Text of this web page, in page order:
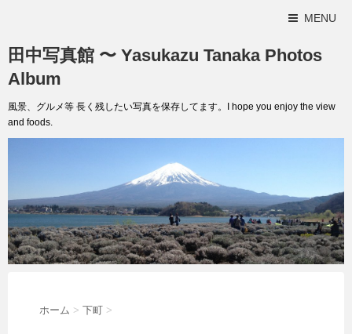
MENU
田中写真館 〜 Yasukazu Tanaka Photos
Album
風景、グルメ等 長く残したい写真を保存してます。I hope you enjoy the view
and foods.
ホーム > 下町 >